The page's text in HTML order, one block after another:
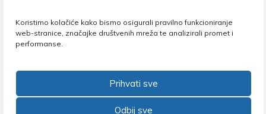
Koristimo kolačiće kako bismo osigurali pravilno funkcioniranje
web-stranice, značajke društvenih mreža te analizirali promet i
performanse.
Prihvati sve
Odbij sve
Nezavisni sindikat znanosti i visokog
obrazovanja
Adresa: Florijana Andrašeca 18A / VI kat • 10 000
+385 1 4847 337